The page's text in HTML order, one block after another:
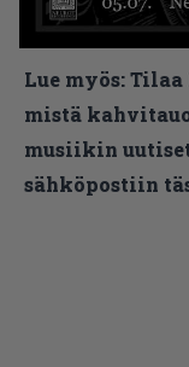
Lue myös:Tilaa
mistä
musiikin
sähköpostiin